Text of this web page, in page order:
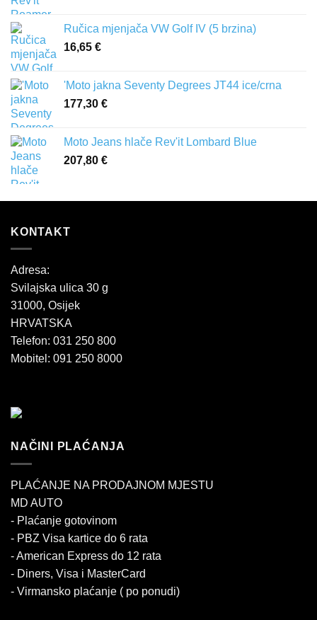
Ručica mjenjača VW Golf IV (5 brzina)
16,65 €
'Moto jakna Seventy Degrees JT44 ice/crna
177,30 €
Moto Jeans hlače Rev'it Lombard Blue
207,80 €
KONTAKT
Adresa:
Svilajska ulica 30 g
31000, Osijek
HRVATSKA
Telefon: 031 250 800
Mobitel: 091 250 8000
NAČINI PLAĆANJA
PLAĆANJE NA PRODAJNOM MJESTU
MD AUTO
- Plaćanje gotovinom
- PBZ Visa kartice do 6 rata
- American Express do 12 rata
- Diners, Visa i MasterCard
- Virmansko plaćanje ( po ponudi)